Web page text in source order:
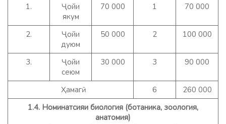
1.
Ҷойи
якум
70 000 1 70 000
2.
Ҷойи
дуюм
50 000 2 100 000
3.
Ҷойи
сеюм
30 000 3 90 000
Ҳамагӣ 6
260 000
1.4. Номинатсияи биология (ботаника, зоология,
анатомия)